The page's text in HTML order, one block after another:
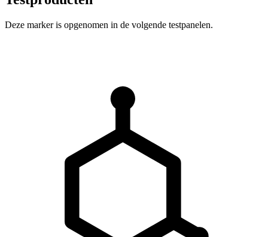
Deze marker is opgenomen in de volgende testpanelen.